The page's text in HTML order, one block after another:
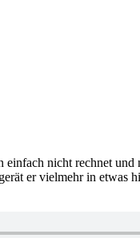
nicht rechnet
er vielmehr in etwas